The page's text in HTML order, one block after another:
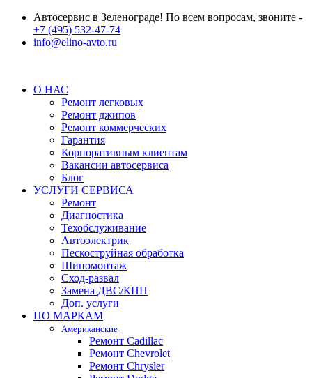
Автосервис в Зеленограде! По всем вопросам, звоните -
+7 (495) 532-47-74
info@elino-avto.ru
О НАС
Ремонт легковых
Ремонт джипов
Ремонт коммерческих
Гарантия
Корпоративным клиентам
Вакансии автосервиса
Блог
УСЛУГИ СЕРВИСА
Ремонт
Диагностика
Техобслуживание
Автоэлектрик
Пескоструйная обработка
Шиномонтаж
Сход-развал
Замена ДВС/КПП
Доп. услуги
ПО МАРКАМ
Американские
Ремонт Cadillac
Ремонт Chevrolet
Ремонт Chrysler